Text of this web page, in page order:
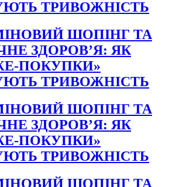
ТРИВОЖНІСТЬ
ШОПІНГ ТА
ЗДОРОВ’Я: ЯК
ПОКУПКИ»
ТРИВОЖНІСТЬ
ШОПІНГ ТА
ЗДОРОВ’Я: ЯК
ПОКУПКИ»
ТРИВОЖНІСТЬ
ШОПІНГ ТА